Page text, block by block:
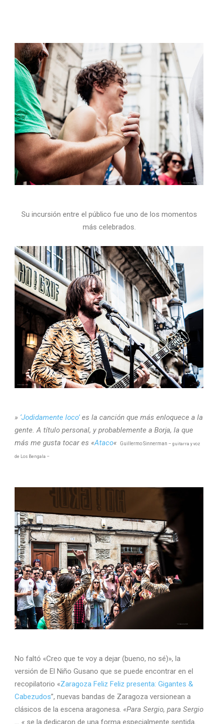
Su incursión entre el público fue uno de los momentos
más celebrados.
» ‘Jodidamente loco’es la canción que más enloquece a la
gente. A título personal, y probablemente a Borja, la que
más me gusta tocar es «Ataco« Guillermo Sinnerman – guitarra y voz
de Los Bengala –
No faltó «Creo que te voy a dejar (bueno, no sé)», la
versión de El Niño Gusano que se puede encontrar en el
recopilatorio «Zaragoza Feliz Feliz presenta: Gigantes &
Cabezudos”, nuevas bandas de Zaragoza versionean a
clásicos de la escena aragonesa. «Para Sergio, para Sergio
… « se la dedicaron de una forma especialmente sentida.